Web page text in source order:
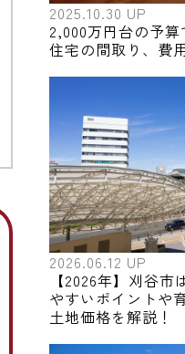
2025.10.30 UP
2,000万円台の予
住宅の間取り、費
2026.06.12 UP
【2026年】刈谷
やすいポイントや
土地価格を解説！